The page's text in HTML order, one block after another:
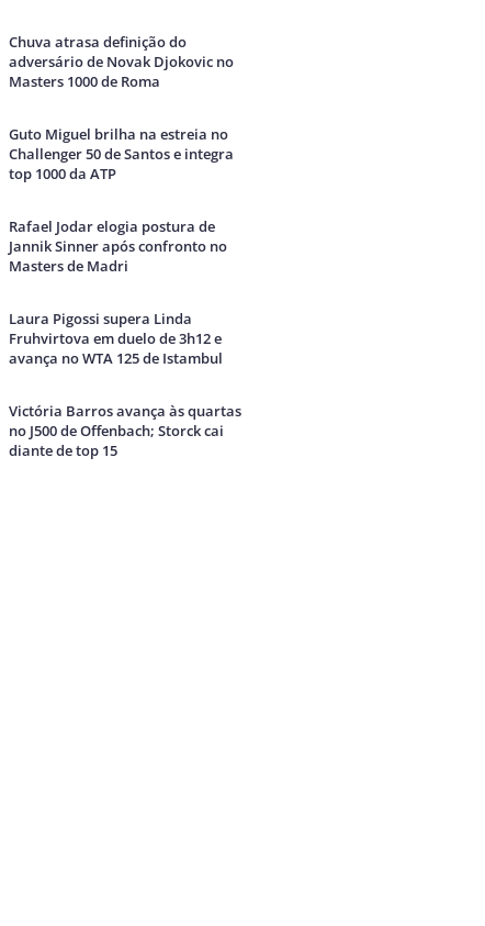
Chuva atrasa definição do
adversário de Novak Djokovic no
Masters 1000 de Roma
Guto Miguel brilha na estreia no
Challenger 50 de Santos e integra
top 1000 da ATP
Rafael Jodar elogia postura de
Jannik Sinner após confronto no
Masters de Madri
Laura Pigossi supera Linda
Fruhvirtova em duelo de 3h12 e
avança no WTA 125 de Istambul
Victória Barros avança às quartas
no J500 de Offenbach; Storck cai
diante de top 15